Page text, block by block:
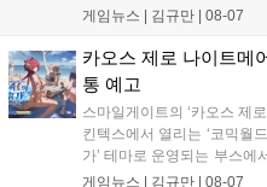
월 15일부터 10월 14일까지
영상 및 대형 전광판에 소개
게임뉴스 | 김규만 08-07
카오스 제로 나이트메
통 예고
스마일게이트의 ‘카오스 제
킨텍스에서 열리는 ‘코믹월
가’ 테마로 운영되는 부스에
프레 모델 포토존 등 다채로
게임뉴스 | 김규만 08-07